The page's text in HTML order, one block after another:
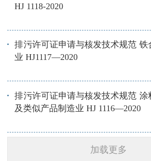
HJ 1118-2020
排污许可证申请与核发技术规范 铁
业 HJ1117—2020
排污许可证申请与核发技术规范 涂
及类似产品制造业 HJ 1116—2020
加载更多